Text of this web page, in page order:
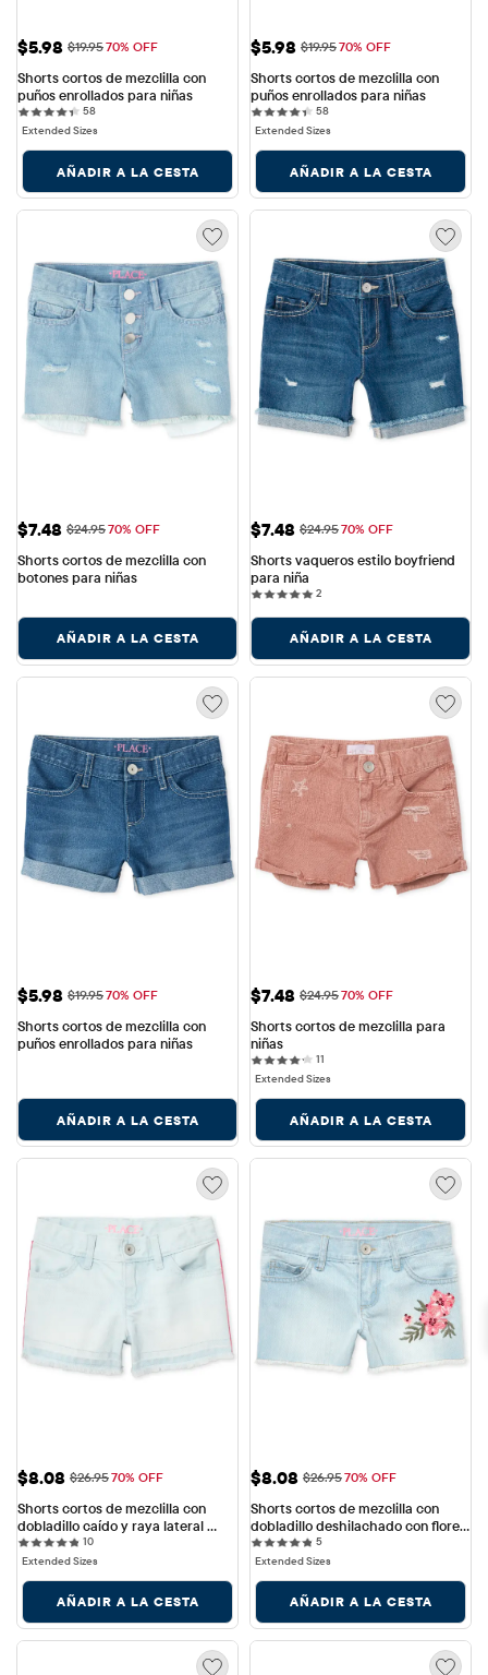
Precio de venta: $5.98
$5.98 Precio original: $19.95
$19.9570% OFF
Shorts cortos de mezclilla con
puños enrollados para niñas
5858 reviews
Extended Sizes
AÑADIR A LA CESTA
Precio de venta: $5.98
$5.98 Precio original: $19.95
$19.9570% OFF
Shorts cortos de mezclilla con
puños enrollados para niñas
5858 reviews
Extended Sizes
AÑADIR A LA CESTA
Precio de venta: $7.48
$7.48 Precio original: $24.95
$24.9570% OFF
Shorts cortos de mezclilla con
botones para niñas
AÑADIR A LA CESTA
Precio de venta: $7.48
$7.48 Precio original: $24.95
$24.9570% OFF
Shorts vaqueros estilo boyfriend
para niña
22 reviews
AÑADIR A LA CESTA
Precio de venta: $5.98
$5.98 Precio original: $19.95
$19.9570% OFF
Shorts cortos de mezclilla con
puños enrollados para niñas
AÑADIR A LA CESTA
Precio de venta: $7.48
$7.48 Precio original: $24.95
$24.9570% OFF
Shorts cortos de mezclilla para
niñas
11
Extended Sizes
AÑADIR A LA CESTA
Precio de venta: $8.08
$8.08 Precio original: $26.95
$26.9570% OFF
Shorts cortos de mezclilla con
dobladillo caído y raya lateral
para niñas 1010 reviews
Extended Sizes
AÑADIR A LA CESTA
Precio de venta: $8.08
$8.08 Precio original: $26.95
$26.9570% OFF
Shorts cortos de mezclilla con
dobladillo deshilachado con flores
para niñas 55 reviews
Extended Sizes
AÑADIR A LA CESTA